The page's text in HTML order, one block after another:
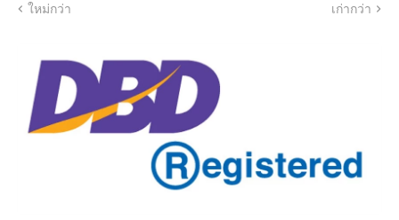
ใหม่กว่า เก่ากว่า